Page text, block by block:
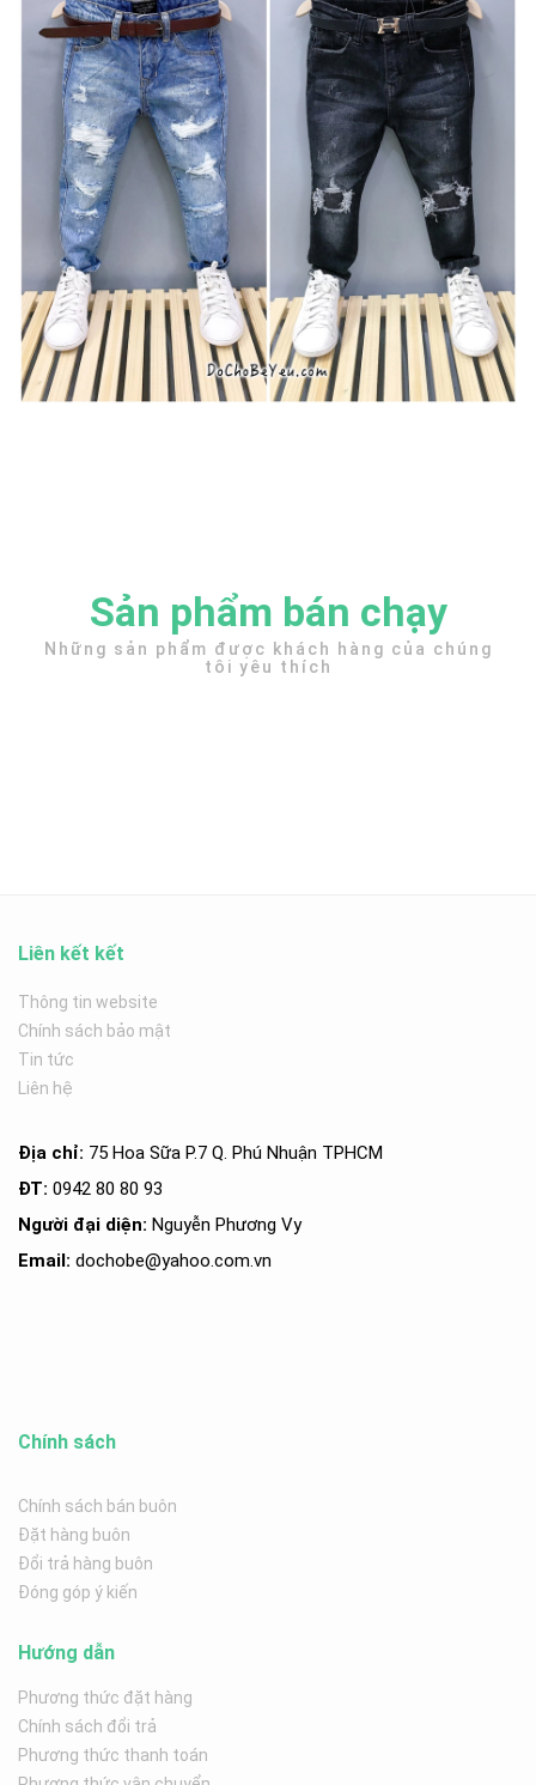
Sản phẩm bán chạy
Những sản phẩm được khách hàng của chúng
tôi yêu thích
Liên kết kết
Thông tin website
Chính sách bảo mật
Tin tức
Liên hệ
Địa chỉ: 75 Hoa Sữa P.7 Q. Phú Nhuận TPHCM
ĐT: 0942 80 80 93
Người đại diện: Nguyễn Phương Vy
Email: dochobe@yahoo.com.vn
Chính sách
Chính sách bán buôn
Đặt hàng buôn
Đổi trả hàng buôn
Đóng góp ý kiến
Hướng dẫn
Phương thức đặt hàng
Chính sách đổi trả
Phương thức thanh toán